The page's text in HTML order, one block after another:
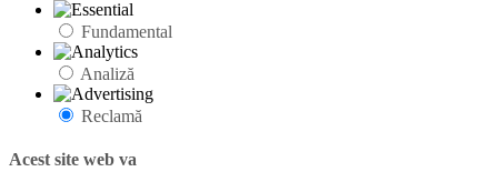
Fundamental
Analiză
Reclamă
Acest site web va